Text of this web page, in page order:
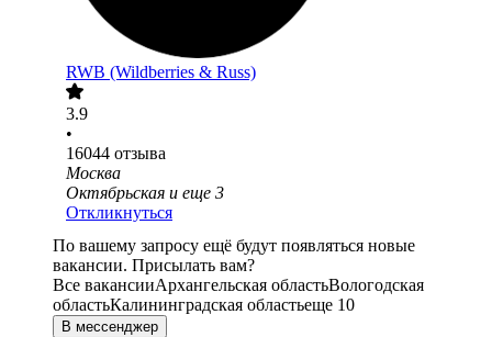
RWB (Wildberries & Russ)
3.9
•
16044 отзыва
Москва
Октябрьская и еще 3
Откликнуться
По вашему запросу ещё будут появляться новые
вакансии. Присылать вам?
Все вакансииАрхангельская областьВологодская
областьКалининградская областьеще 10
В мессенджер